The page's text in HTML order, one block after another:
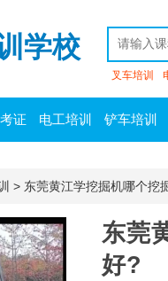
学校
叉车培训
证 电工培训 铲车培训
> 东莞黄江学挖掘机哪个挖
东莞
好?